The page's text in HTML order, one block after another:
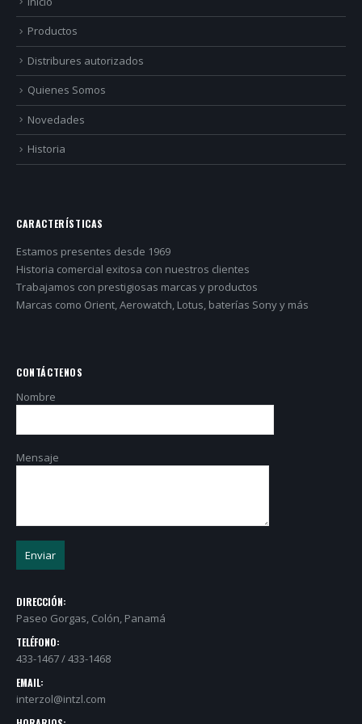
Productos
Distribures autorizados
Quienes Somos
Novedades
Historia
CARACTERÍSTICAS
Estamos presentes desde 1969
Historia comercial exitosa con nuestros clientes
Trabajamos con prestigiosas marcas y productos
Marcas como Orient, Aerowatch, Lotus, baterías Sony y más
CONTÁCTENOS
Nombre
Mensaje
DIRECCIÓN:
Paseo Gorgas, Colón, Panamá
TELÉFONO:
433-1467 / 433-1468
EMAIL:
interzol@intzl.com